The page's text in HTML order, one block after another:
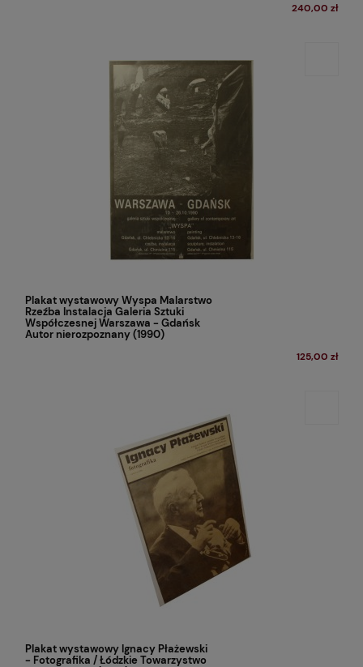
240,00 zł
Plakat wystawowy Wyspa Malarstwo
Rzeźba Instalacja Galeria Sztuki
Współczesnej Warszawa - Gdańsk
Autor nierozpoznany (1990)
125,00 zł
Plakat wystawowy Ignacy Płażewski
- Fotografika / Łódzkie Towarzystwo